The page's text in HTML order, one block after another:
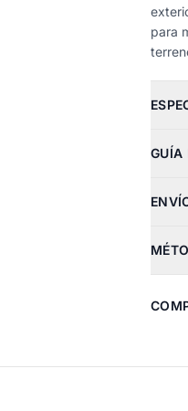
para
GUÍA